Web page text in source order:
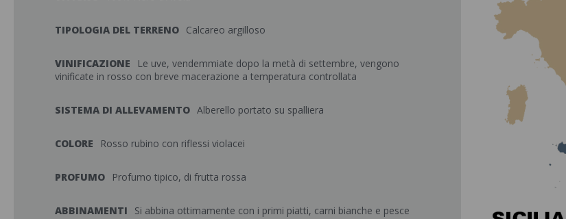
TIPOLOGIA DEL TERRENO Calcareo argilloso
VINIFICAZIONE
Le uve, vendemmiate dopo la metà di settembre, vengono
vinificate in rosso con breve macerazione a temperatura controllata
SISTEMA DI ALLEVAMENTO Alberello portato su spalliera
COLORE Rosso rubino con riflessi violacei
PROFUMO Profumo tipico, di frutta rossa
ABBINAMENTI Si abbina ottimamente con i primi piatti, carni bianche e pesce